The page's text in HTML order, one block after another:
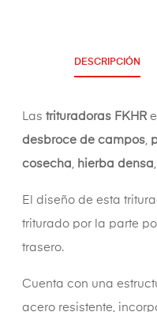
DESCRIPCIÓN
Las trituradoras FKHR
desbroce de campos,
cosecha, hierba densa,
El diseño de esta
triturado por la parte
trasero.
Cuenta con una
acero resistente,